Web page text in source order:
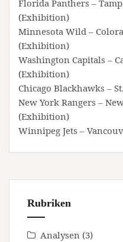
Florida Panthers –
(Exhibition)
Minnesota Wild –
(Exhibition)
Washington Capitals –
(Exhibition)
Chicago Blackhawks –
New York Rangers –
(Exhibition)
Winnipeg Jets –
Rubriken
Analysen (3)